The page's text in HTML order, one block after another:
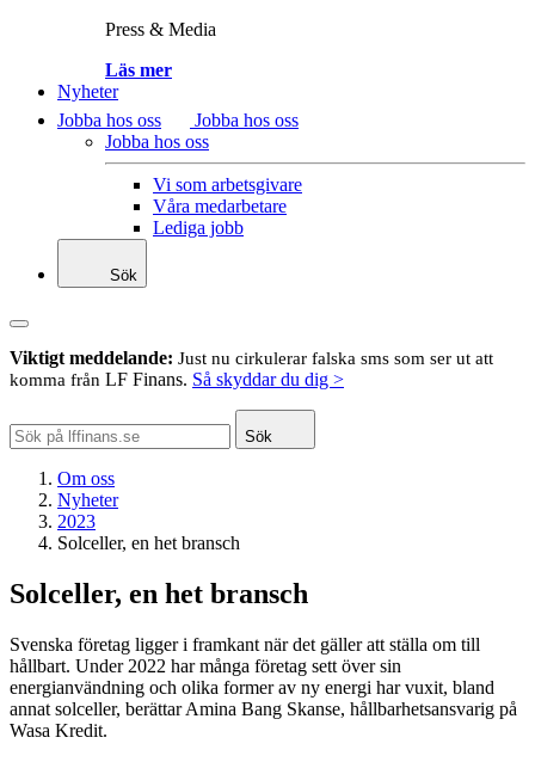
Press & Media
Läs mer
Nyheter
Jobba hos oss
Jobba hos oss
Jobba hos oss
Vi som arbetsgivare
Våra medarbetare
Lediga jobb
Sök
Viktigt meddelande: Just nu cirkulerar falska sms som ser ut att
komma från LF Finans. Så skyddar du dig >
Sök
Om oss
Nyheter
2023
Solceller, en het bransch
Solceller, en het bransch
Svenska företag ligger i framkant när det gäller att ställa om till
hållbart. Under 2022 har många företag sett över sin
energianvändning och olika former av ny energi har vuxit, bland
annat solceller, berättar Amina Bang Skanse, hållbarhetsansvarig på
Wasa Kredit.